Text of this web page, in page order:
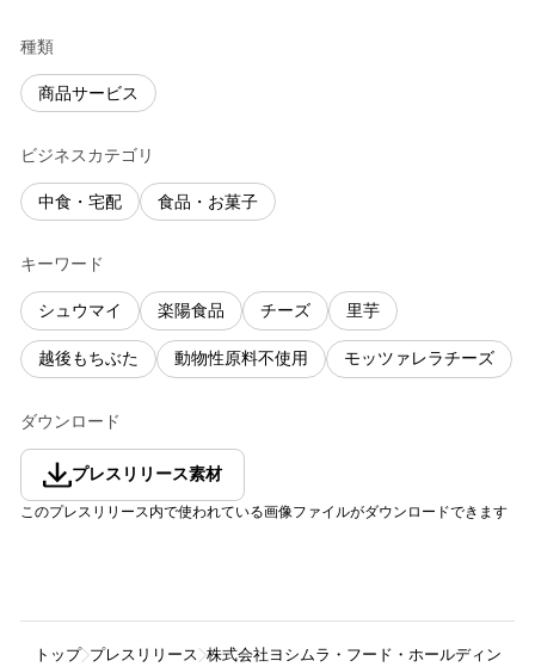
種類
商品サービス
ビジネスカテゴリ
中食・宅配 食品・お菓子
キーワード
シュウマイ 楽陽食品 チーズ 里芋
越後もちぶた 動物性原料不使用 モッツァレラチーズ
ダウンロード
プレスリリース素材
このプレスリリース内で使われている画像ファイルがダウンロードできます
トップ プレスリリース 株式会社ヨシムラ・フード・ホールディングス